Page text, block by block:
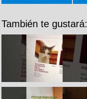
También te gustará: